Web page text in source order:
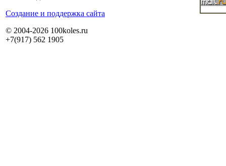
Cоздание и поддержка сайта
© 2004-2026 100koles.ru
+7(917) 562 1905